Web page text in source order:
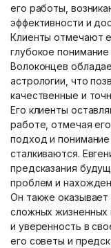
его работы,
эффективности и
Клиенты отмечают
глубокое
Волоконцев
астрологии, что
качественные и
Его клиенты
работе, отмечая
подход и
сталкиваются.
предсказания
проблем и
Он также
сложных жизненных
и уверенность в
его советы и